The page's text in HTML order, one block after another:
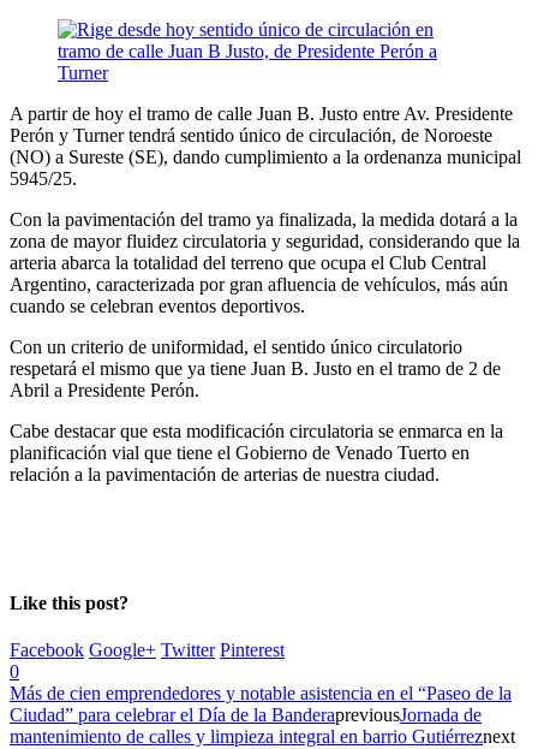
A partir de hoy el tramo de calle Juan B. Justo entre Av. Presidente
Perón y Turner tendrá sentido único de circulación, de Noroeste
(NO) a Sureste (SE), dando cumplimiento a la ordenanza municipal
5945/25.
Con la pavimentación del tramo ya finalizada, la medida dotará a la
zona de mayor fluidez circulatoria y seguridad, considerando que la
arteria abarca la totalidad del terreno que ocupa el Club Central
Argentino, caracterizada por gran afluencia de vehículos, más aún
cuando se celebran eventos deportivos.
Con un criterio de uniformidad, el sentido único circulatorio
respetará el mismo que ya tiene Juan B. Justo en el tramo de 2 de
Abril a Presidente Perón.
Cabe destacar que esta modificación circulatoria se enmarca en la
planificación vial que tiene el Gobierno de Venado Tuerto en
relación a la pavimentación de arterias de nuestra ciudad.
Like this post?
Facebook Google+ Twitter Pinterest
0
Más de cien emprendedores y notable asistencia en el “Paseo de la
Ciudad” para celebrar el Día de la BanderapreviousJornada de
mantenimiento de calles y limpieza integral en barrio Gutiérreznext